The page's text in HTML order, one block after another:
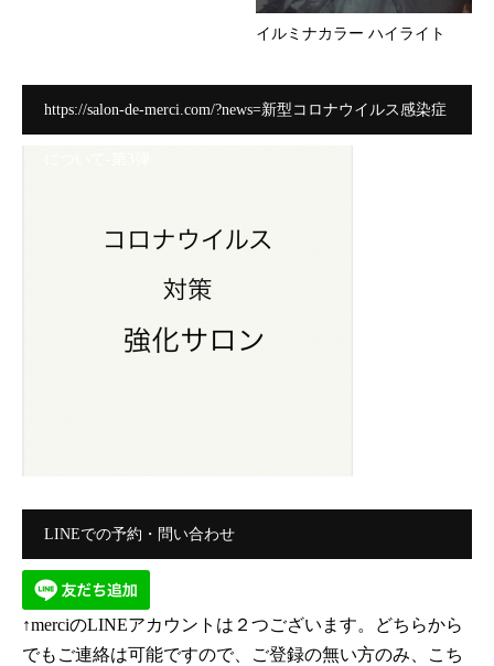
イルミナカラー ハイライト
https://salon-de-merci.com/?news=新型コロナウイルス感染症
LINEでの予約・問い合わせ
↑merciのLINEアカウントは２つございます。どちらから
でもご連絡は可能ですので、ご登録の無い方のみ、こち